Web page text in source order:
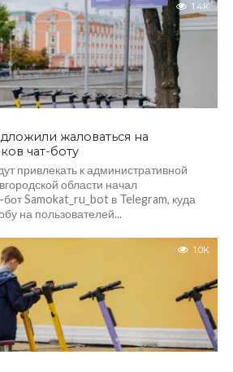
1.4K
жаловаться на
чат-боту
привлекать к административной
области начал
Samokat_ru_bot в Telegram, куда
на пользователей...
1.0K